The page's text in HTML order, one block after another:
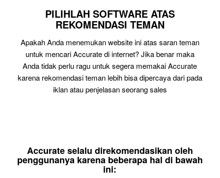
PILIHLAH SOFTWARE ATAS
REKOMENDASI TEMAN
Apakah Anda menemukan website ini atas saran teman
untuk mencari Accurate di internet? Jika benar maka
Anda tidak perlu ragu untuk segera memakai Accurate
karena rekomendasi teman lebih bisa dipercaya dari pada
iklan atau penjelasan seorang sales
Accurate selalu direkomendasikan oleh
penggunanya karena beberapa hal di bawah
ini: